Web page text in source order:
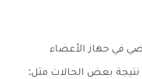
في جهاز الأعضاء
نتيجة بعض الحالات مثل: